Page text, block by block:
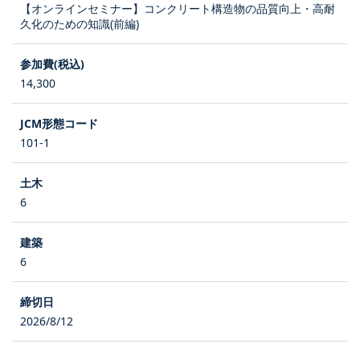
【オンラインセミナー】コンクリート構造物の品質向上・高耐
久化のための知識(前編)
14,300
101-1
6
6
2026/8/12